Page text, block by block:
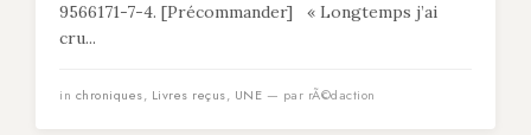
9566171-7-4. [Précommander] « Longtemps j’ai
cru...
in chroniques, Livres reçus, UNE — par rÃ©daction